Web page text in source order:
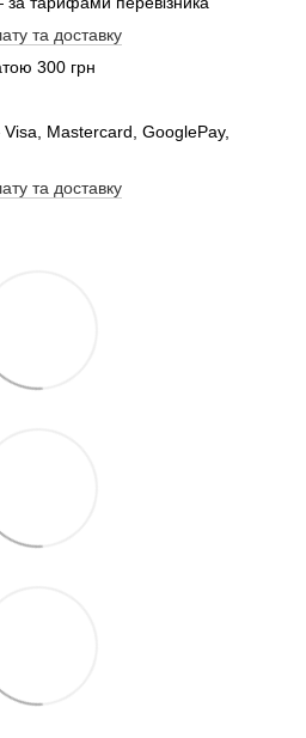
та доставку
300 грн
Mastercard, GooglePay,
та доставку